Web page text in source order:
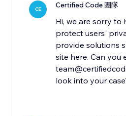
CE Certified Code 團隊
Hi, we are sorry to
protect users'
provide solutions
site here. Can you
look into your